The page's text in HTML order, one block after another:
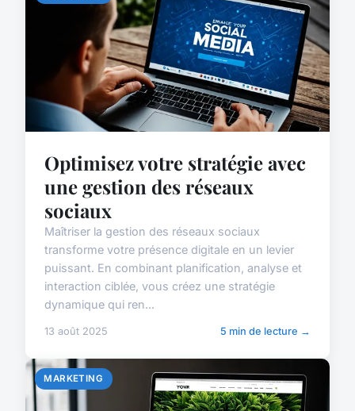
Optimisez votre stratégie avec
une gestion des réseaux
sociaux
Maîtriser la gestion des réseaux sociaux
transforme votre présence digitale en un levier
puissant. En combinant planification, analyse et
interaction ciblée, vous créez une stratégie
dynamique qui ren...
13 août 2025 5 min de lecture →
MARKETING